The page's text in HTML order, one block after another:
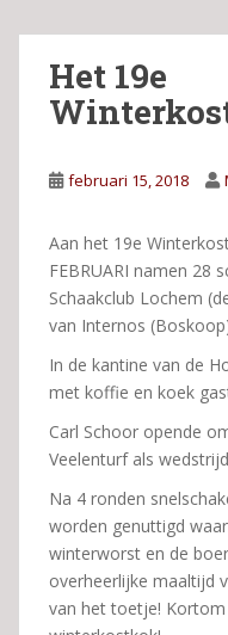
Het 19e
februari 15, 2018
Aan het 19e
FEBRUARI namen 28
Schaakclub Lochem
van Internos
In de kantine van de
met koffie en koek
Carl Schoor opende
Veelenturf als
Na 4 ronden
worden genuttigd
winterworst en de
overheerlijke maaltijd
van het toetje!